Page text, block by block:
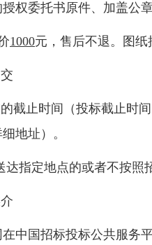
权委托书原件、加盖公
1000元，售后不退。图纸
截止时间（投标截止时
地址）。
达指定地点的或者不按照
中国招标投标公共服务